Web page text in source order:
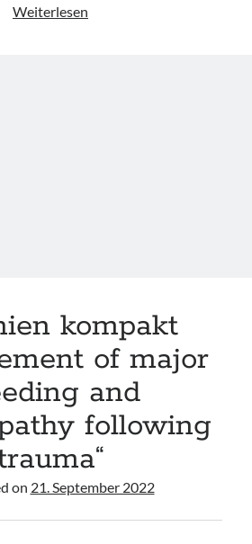
Weiterlesen
kompakt
of major
and
following
on 21. September 2022